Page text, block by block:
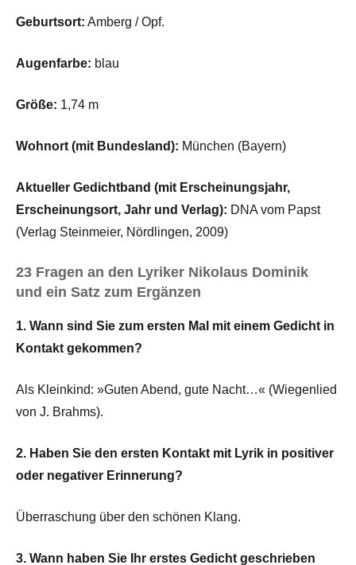
Geburtsort: Amberg / Opf.
Augenfarbe: blau
Größe: 1,74 m
Wohnort (mit Bundesland): München (Bayern)
Aktueller Gedichtband (mit Erscheinungsjahr,
Erscheinungsort, Jahr und Verlag): DNA vom Papst
(Verlag Steinmeier, Nördlingen, 2009)
23 Fragen an den Lyriker Nikolaus Dominik
und ein Satz zum Ergänzen
1. Wann sind Sie zum ersten Mal mit einem Gedicht in
Kontakt gekommen?
Als Kleinkind: »Guten Abend, gute Nacht…« (Wiegenlied
von J. Brahms).
2. Haben Sie den ersten Kontakt mit Lyrik in positiver
oder negativer Erinnerung?
Überraschung über den schönen Klang.
3. Wann haben Sie Ihr erstes Gedicht geschrieben